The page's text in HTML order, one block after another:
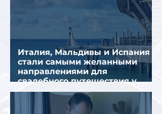
Италия, Мальдивы и Испания
стали самыми желанными
направлениями для
свадебного путешествия у
россиян